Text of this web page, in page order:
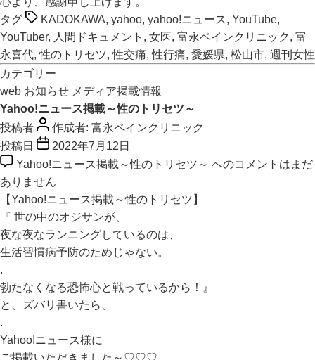
タグ
KADOKAWA, yahoo, yahoo!ニュース, YouTube,
YouTuber, 人間ドキュメント , 女医, 富永ペインクリニック , 富
永喜代,性のトリセツ,性交痛,性行痛, 愛媛県, 松山市, 週刊女性
カテゴリー
web お知らせ メディア掲載情報
Yahoo!ニュース掲載～性のトリセツ～
投稿者
作成者: 富永ペインクリニック
投稿日
2022年7月12日
Yahoo!ニュース掲載～性のトリセツ～ へのコメントはまだ
ありません
【Yahoo!ニュース掲載～性のトリセツ】
『 世の中のオジサンが、
夜な夜なランニングしているのは、
生活習慣病予防のためじゃない。
.
勃たなくなる恐怖心と戦っているから！』
と、ズバリ書いたら、
.
Yahoo!ニュース様に
ご掲載いただきました～♡♡♡